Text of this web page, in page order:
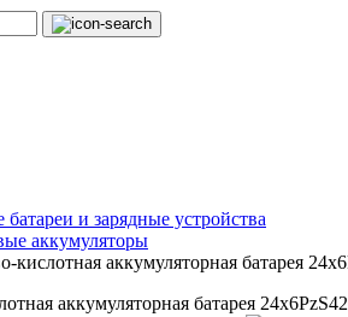
и зарядные устройства
аккумуляторы
кислотная аккумуляторная батарея
аккумуляторная батарея